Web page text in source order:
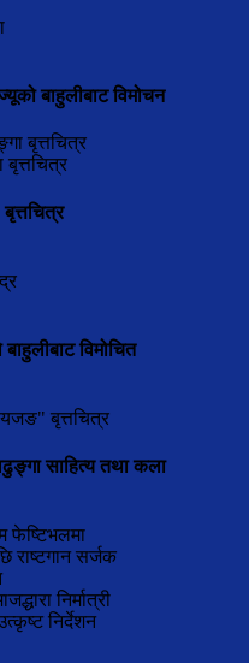
बाहुलीबाट विमोचन
विमोचित
बृत्तचित्र
साहित्य तथा कला
निर्मात्री
निर्देशन